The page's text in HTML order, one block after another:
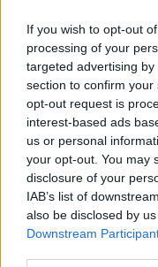
If you wish to opt-out
processing of your
targeted advertising
section to confirm
opt-out request is
interest-based ads
us or personal
your opt-out. You may
disclosure of your
IAB’s list of
also be disclosed by
Downstream
24 December 2024
MOD-Ara
Team